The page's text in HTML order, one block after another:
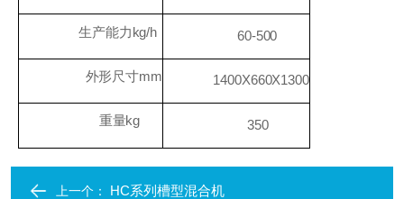
生产能力kg/h 60-500
外形尺寸mm 1400X660X1300
重量kg 350
上一个： HC系列槽型混合机